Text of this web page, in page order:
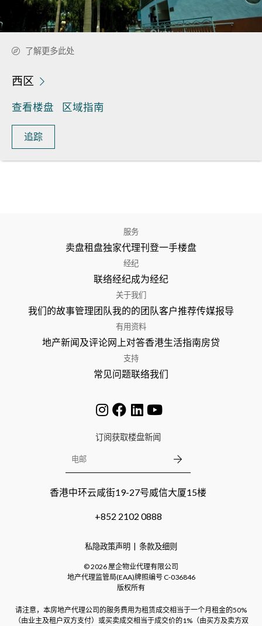
了解更多此处
西区
查看楼盘 区域指南
追踪
服务
卖盘租盘独家代理刊登一手楼盘
经纪
联络经纪成为经纪
关于我们
我们的故事管理团队我的的团队客户推荐传媒报导
有用资料
地产新闻及评论网上对答香港生活指南房贷
支持
常见问题联络我们
订阅获取楼盘新闻
香港中环云咸街19-27号威信大厦15楼
+852 2102 0888
私隐政策声明 条款及细则
©2026 屋企物业代理有限公司
地产代理监管局(EAA)牌照编号C-036846
版权所有
请注意，本房地产代理公司的服务费用为租赁成交相当于一个月租金的50%
（由业主及租户双方支付）或买卖成交相当于成交价的1%（由买方及卖方双